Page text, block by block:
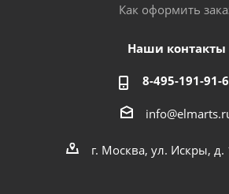
Как оформить
Наши контакты
8-495-191-91-
г. Москва, ул. Искры, д.